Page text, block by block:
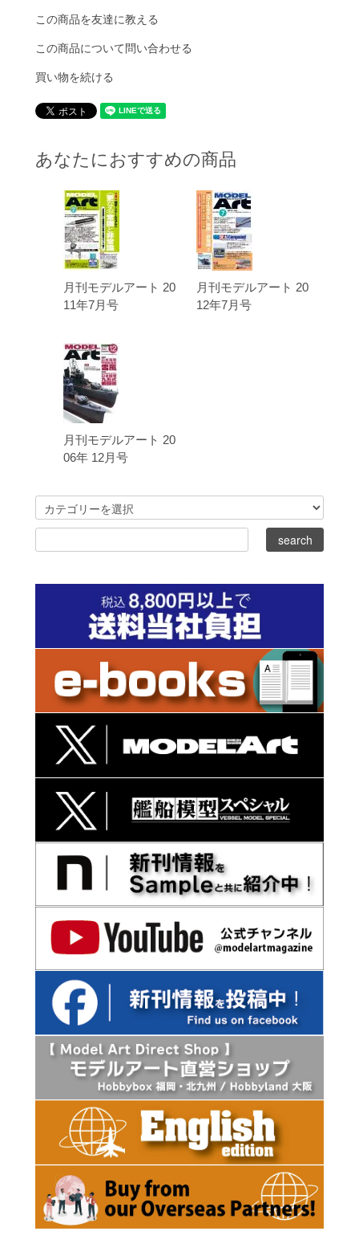
この商品を友達に教える
この商品について問い合わせる
買い物を続ける
あなたにおすすめの商品
月刊モデルアート 20
11年7月号
月刊モデルアート 20
12年7月号
月刊モデルアート 20
06年 12月号